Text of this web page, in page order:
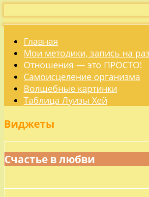
Главная
Мои методики, запись на
Отношения — это ПРОСТО!
Самоисцеление организма
Волшебные картинки
Таблица Луизы Хей
Виджеты
Счастье в любви